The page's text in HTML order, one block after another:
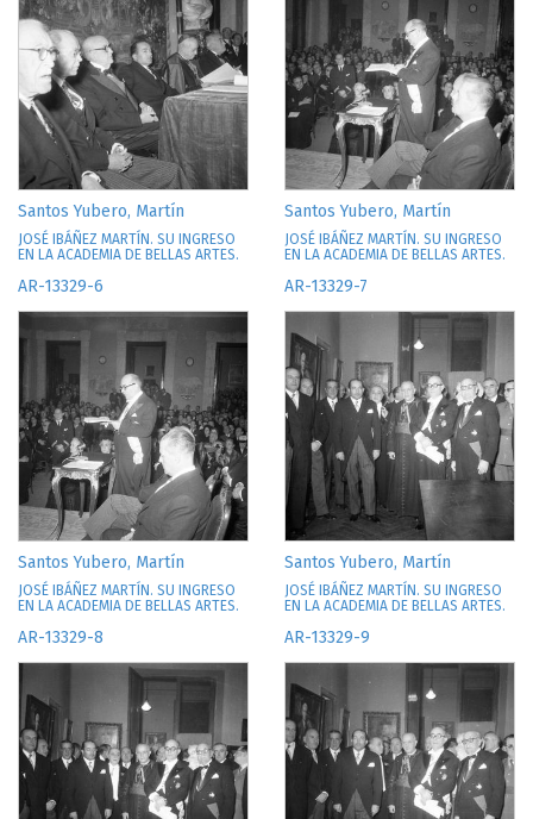
Santos Yubero, Martín
JOSÉ IBÁÑEZ MARTÍN. SU INGRESO
EN LA ACADEMIA DE BELLAS ARTES.
Santos Yubero, Martín
JOSÉ IBÁÑEZ MARTÍN. SU INGRESO
EN LA ACADEMIA DE BELLAS ARTES.
AR-13329-6
Santos Yubero, Martín
JOSÉ IBÁÑEZ MARTÍN. SU INGRESO
EN LA ACADEMIA DE BELLAS ARTES.
AR-13329-7
Santos Yubero, Martín
JOSÉ IBÁÑEZ MARTÍN. SU INGRESO
EN LA ACADEMIA DE BELLAS ARTES.
AR-13329-8 AR-13329-9